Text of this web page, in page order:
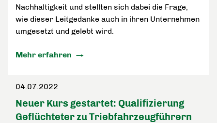
Nachhaltigkeit und stellten sich dabei die Frage,
wie dieser Leitgedanke auch in ihren Unternehmen
umgesetzt und gelebt wird.
Mehr erfahren
04.07.2022
Neuer Kurs gestartet: Qualifizierung
Geflüchteter zu Triebfahrzeugführern